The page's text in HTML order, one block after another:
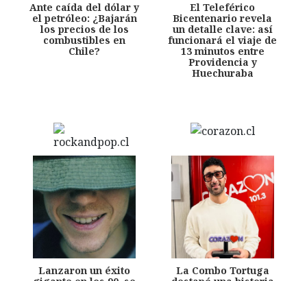
Ante caída del dólar y
el petróleo: ¿Bajarán
los precios de los
combustibles en
Chile?
El Teleférico
Bicentenario revela
un detalle clave: así
funcionará el viaje de
13 minutos entre
Providencia y
Huechuraba
Lanzaron un éxito
La Combo Tortuga